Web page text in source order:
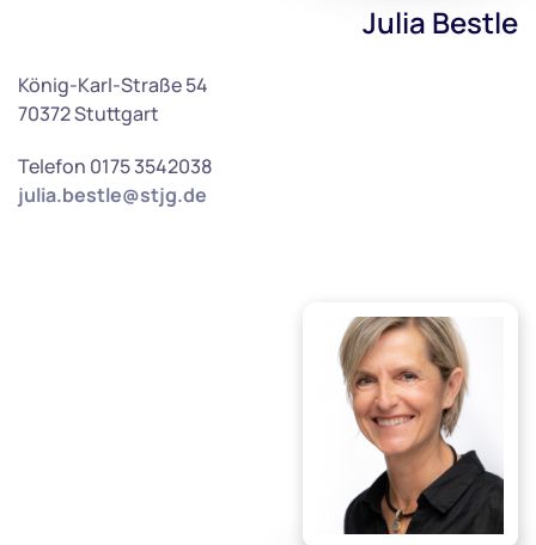
Julia Bestle
König-Karl-Straße 54
70372 Stuttgart
Telefon 0175 3542038
julia.bestle@stjg.de